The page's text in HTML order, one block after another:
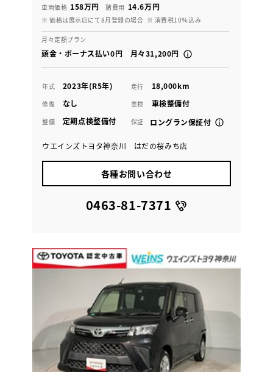
車両価格 158万円 諸費用 14.6万円
※ 価格は展示店にて8月登録の場合 ※ 消費税10％込み
月々定額プラン
頭金・ボーナス払い0円 月々31,200円
年式 2023年(R5年) 走行 18,000km
修復 なし 車検 車検整備付
整備 定期点検整備付 保証 ロングラン保証付
ウエインズトヨタ神奈川 はだの桜みち店
各種お問い合わせ
0463-81-7371